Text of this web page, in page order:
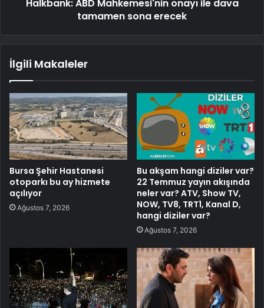
Halkbank: ABD Mahkemesi'nin onayı ile dava
tamamen sona erecek
İlgili Makaleler
Bursa Şehir Hastanesi
otoparkı bu ay hizmete
açılıyor
Ağustos 7, 2026
Bu akşam hangi diziler var?
22 Temmuz yayın akışında
neler var? ATV, Show TV,
NOW, TV8, TRT1, Kanal D,
hangi diziler var?
Ağustos 7, 2026